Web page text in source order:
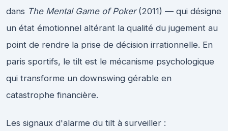
dans The Mental Game of Poker(2011) — qui désigne
un état émotionnel altérant la qualité du jugement au
point de rendre la prise de décision irrationnelle. En
paris sportifs, le tilt est le mécanisme psychologique
qui transforme un downswing gérable en
catastrophe financière.
Les signaux d'alarme du tilt à surveiller :